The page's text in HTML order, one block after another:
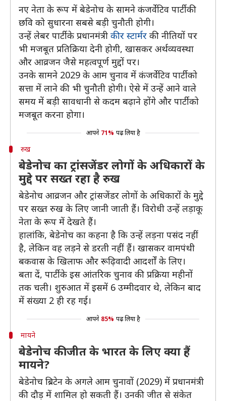
नए नेता के रूप में बेडेनोच के सामने कंजर्वेटिव पार्टी की
छवि को सुधारना सबसे बड़ी चुनौती होगी।
उन्हें लेबर पार्टी के प्रधानमंत्री कीर स्टार्मर की नीतियों पर
भी मजबूत प्रतिक्रिया देनी होगी, खासकर अर्थव्यवस्था
और आव्रजन जैसे महत्वपूर्ण मुद्दों पर।
उनके सामने 2029 के आम चुनाव में कंजर्वेटिव पार्टी को
सत्ता में लाने की भी चुनौती होगी। ऐसे में उन्हें आने वाले
समय में बड़ी सावधानी से कदम बढ़ाने होंगे और पार्टी को
मजबूत करना होगा।
आपने 71% पढ़ लिया है
रुख
बेडेनोच का ट्रांसजेंडर लोगों के अधिकारों के
मुद्दे पर सख्त रहा है रुख
बेडेनोच आव्रजन और ट्रांसजेंडर लोगों के अधिकारों के मुद्दे
पर सख्त रुख के लिए जानी जाती हैं। विरोधी उन्हें लड़ाकू
नेता के रूप में देखते हैं।
हालांकि, बेडेनोच का कहना है कि उन्हें लड़ना पसंद नहीं
है, लेकिन वह लड़ने से डरती नहीं हैं। खासकर वामपंथी
बकवास के खिलाफ और रूढ़िवादी आदर्शों के लिए।
बता दें, पार्टी के इस आंतरिक चुनाव की प्रक्रिया महीनों
तक चली। शुरुआत में इसमें 6 उम्मीदवार थे, लेकिन बाद
में संख्या 2 ही रह गई।
आपने 85% पढ़ लिया है
मायने
बेडेनोच की जीत के भारत के लिए क्या हैं
मायने?
बेडेनोच ब्रिटेन के अगले आम चुनावों (2029) में प्रधानमंत्री
की दौड़ में शामिल हो सकती हैं। उनकी जीत से संकेत